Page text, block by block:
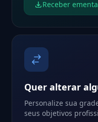
Receber
Quer alterar
Personalize sua
seus objetivos